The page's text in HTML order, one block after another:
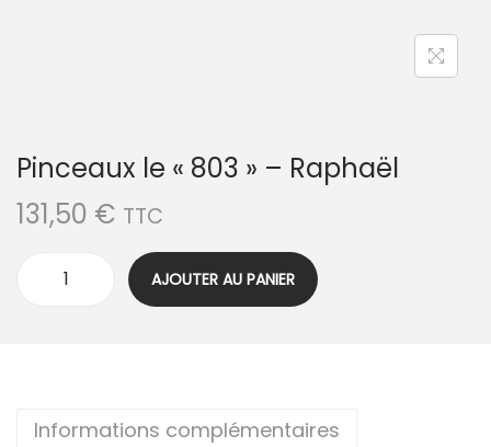
Pinceaux le « 803 » – Raphaël
131,50 € TTC
AJOUTER AU PANIER
Informations complémentaires